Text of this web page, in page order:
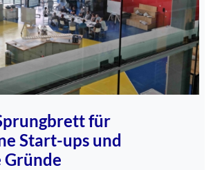
für
Start-ups und